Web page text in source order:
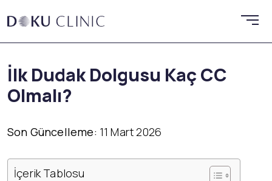
İlk Dudak Dolgusu Kaç CC
Olmalı?
Son Güncelleme: 11 Mart 2026
İçerik Tablosu